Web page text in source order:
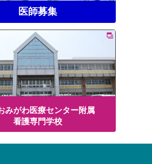
医師募集
みがわ医療センター附属
看護専門学校